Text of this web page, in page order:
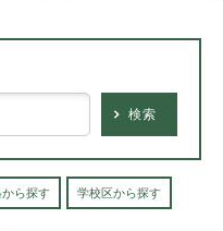
検索
から探す 学校区から探す